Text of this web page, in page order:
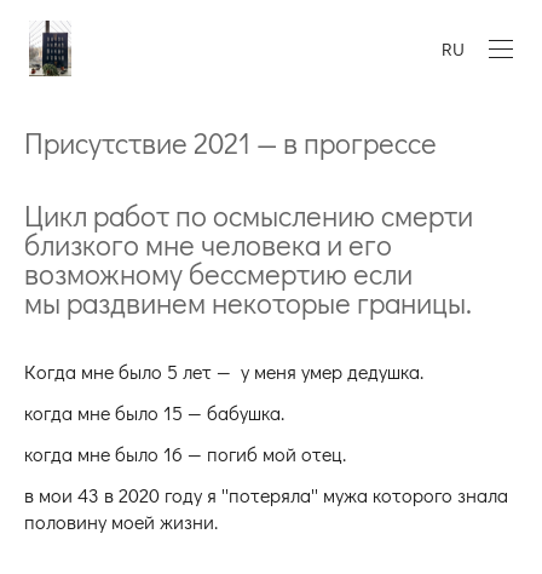
RU
Присутствие 2021 — в прогрессе
Цикл работ по осмыслению смерти
близкого мне человека и его
возможному бессмертию если
мы раздвинем некоторые границы.
Когда мне было 5 лет — у меня умер дедушка.
когда мне было 15 — бабушка.
когда мне было 16 — погиб мой отец.
в мои 43 в 2020 году я ''потеряла'' мужа которого знала
половину моей жизни.